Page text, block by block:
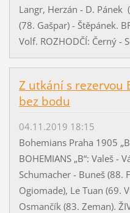
Langr, Herzán - D. Pánek
(78. Gašpar) - Štěpánek.
Volf. ROZHODČÍ: Černý -
Z utkání s rezervou
bez bodu
04.11.2019 18:15
Bohemians Praha 1905
BOHEMIANS „B“: Valeš -
Schumacher - Buneš (88.
Ogiomade), Le Tuan (69.
Osmančík (83. Zeman).